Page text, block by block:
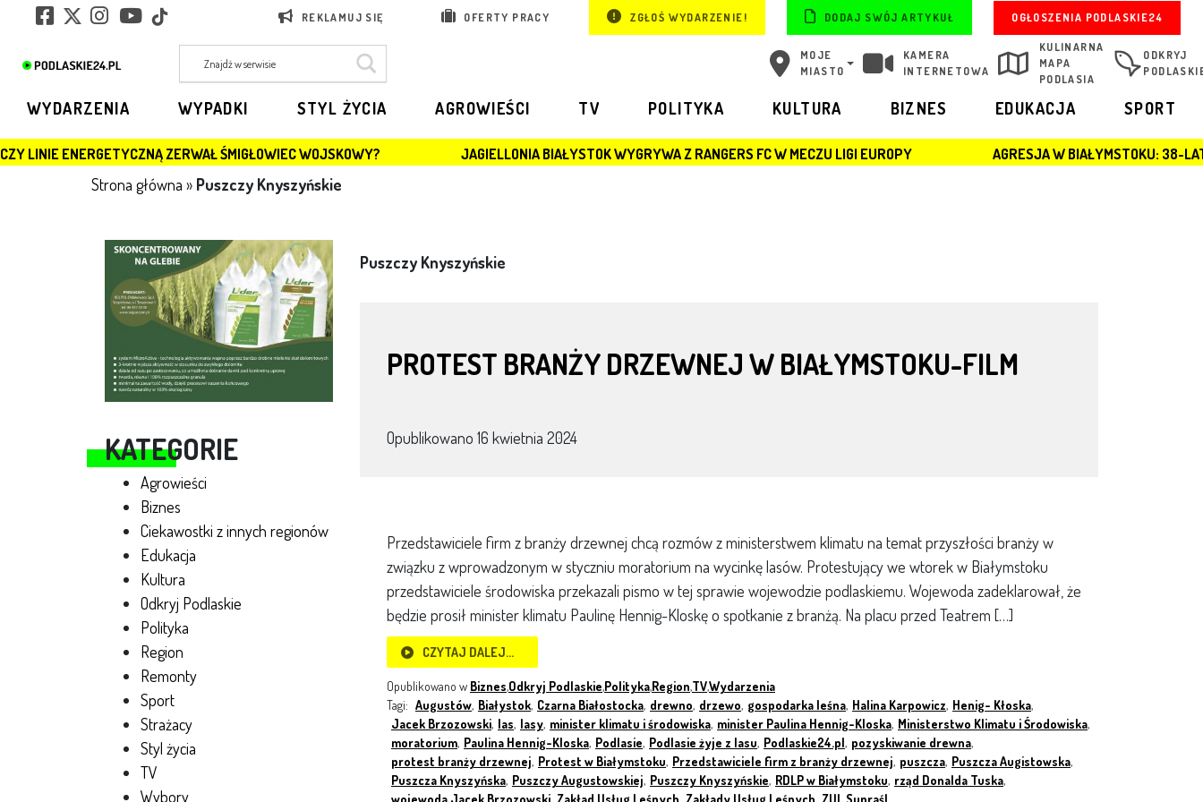
REKLAMUJ SIĘ OFERTY PRACY ZGŁOŚ WYDARZENIE! DODAJ SWÓJ ARTYKUŁ OGŁOSZENIA PODLASKIE24
MOJE
MIASTO
KAMERA
INTERNETOWA
KULINARNA
MAPA
PODLASIA
ODKRYJ
WYDARZENIA WYPADKI STYL ŻYCIA AGROWIEŚCI TV POLITYKA KULTURA BIZNES EDUKACJA SPORT
ZERWAŁ ŚMIGŁOWIEC WOJSKOWY? JAGIELLONIA BIAŁYSTOK WYGRYWA Z RANGERS FC W MECZU LIGI EUROPY AGRESJA W BIAŁYMSTOKU: 38-LATEK
Strona główna » Puszczy Knyszyńskie
KATEGORIE
Agrowieści
Biznes
Ciekawostki z innych regionów
Edukacja
Kultura
Odkryj Podlaskie
Polityka
Region
Remonty
Sport
Strażacy
Styl życia
TV
Wybory
Puszczy Knyszyńskie
PROTEST BRANŻY DRZEWNEJ W BIAŁYMSTOKU-FILM
Opublikowano 16 kwietnia 2024
Przedstawiciele firm z branży drzewnej chcą rozmów z ministerstwem klimatu na temat przyszłości branży w
związku z wprowadzonym w styczniu moratorium na wycinkę lasów. Protestujący we wtorek w Białymstoku
przedstawiciele środowiska przekazali pismo w tej sprawie wojewodzie podlaskiemu. Wojewoda zadeklarował, że
będzie prosił minister klimatu Paulinę Hennig-Kloskę o spotkanie z branżą. Na placu przed Teatrem […]
CZYTAJ DALEJ…
Opublikowano w Biznes,Odkryj Podlaskie,Polityka,Region,TV,Wydarzenia
Tagi: Augustów, Białystok, Czarna Białostocka, drewno, drzewo, gospodarka leśna, Halina Karpowicz, Henig- Kłoska,
Jacek Brzozowski, las, lasy, minister klimatu i środowiska, minister Paulina Hennig-Kloska, Ministerstwo Klimatu i Środowiska,
moratorium, Paulina Hennig-Kloska, Podlasie, Podlasie żyje z lasu, Podlaskie24.pl, pozyskiwanie drewna,
protest branży drzewnej, Protest w Białymstoku, Przedstawiciele firm z branży drzewnej, puszcza, Puszcza Augistowska,
Puszcza Knyszyńska, Puszczy Augustowskiej, Puszczy Knyszyńskie, RDLP w Białymstoku, rząd Donalda Tuska,
wojewoda Jacek Brzozowski, Zakład Usług Leśnych, Zakłady Usług Leśnych, ZUL Supraśl